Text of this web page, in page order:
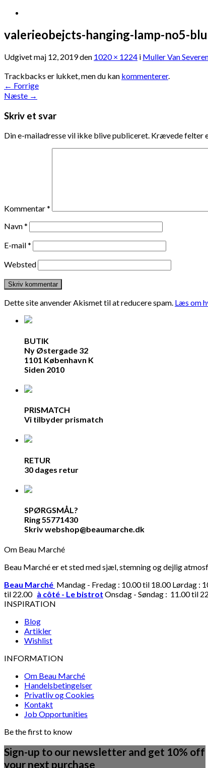
valerieobejcts-hanging-lamp-no5-
Udgivetmaj 12, 2019den 1020 × 1224 i Muller Van
Trackbacks er lukket, men du kan kommenterer.
← Forrige
Næste →
Skriv et svar
Din e-mailadresse vil ikke blive publiceret. Krævede felter
Kommentar*
Navn*
E-mail*
Websted
Dette site anvender Akismet til at reducere spam. Læs om
BUTIK
Ny Østergade 32
1101 København K
Siden 2010
PRISMATCH
Vi tilbyder prismatch
RETUR
30 dages retur
SPØRGSMÅL?
Ring 55771430
Skriv webshop@beaumarche.dk
Om Beau Marché
Beau Marché er et sted med sjæl, stemning og dejlig
Beau Marché Mandag - Fredag : 10.00 til 18.00 Lørdag :
til 22.00 à côté - Le bistrot Onsdag - Søndag : 11.00 til
INSPIRATION
Blog
Artikler
Wishlist
INFORMATION
Om Beau Marché
Handelsbetingelser
Privatliv og Cookies
Kontakt
Job Opportunities
Be the first to know
Sign-up to our newsletter and get 10% off
your next purchase